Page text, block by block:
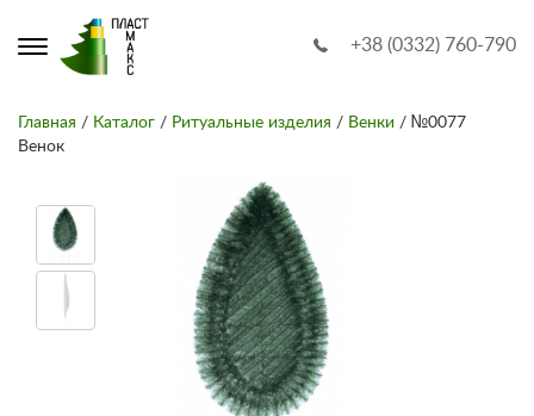
+38 (0332) 760-790
Главная / Каталог / Ритуальные изделия / Венки / №0077
Венок